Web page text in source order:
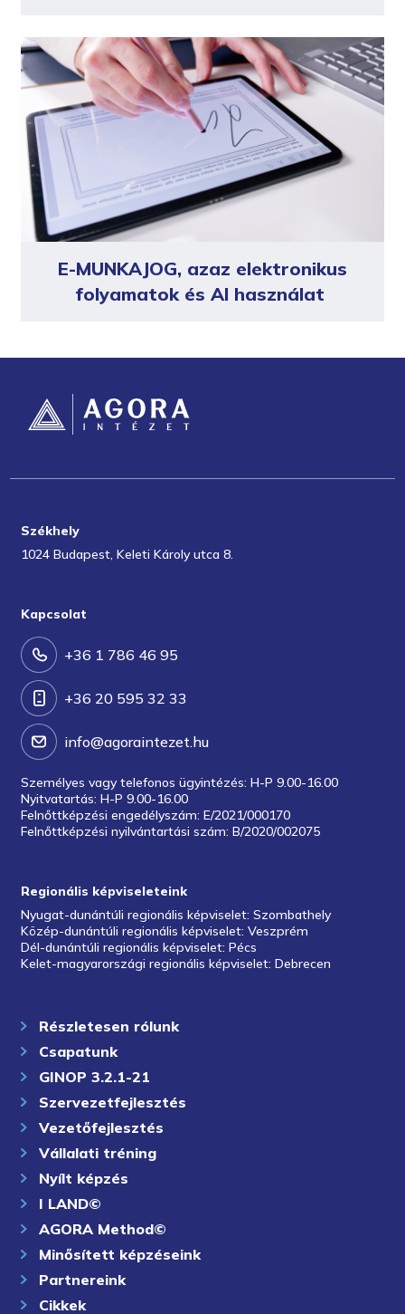
E-MUNKAJOG, azaz elektronikus
folyamatok és AI használat
Székhely
1024 Budapest, Keleti Károly utca 8.
Kapcsolat
+36 1 786 46 95
+36 20 595 32 33
info@agoraintezet.hu
Személyes vagy telefonos ügyintézés: H-P 9.00-16.00
Nyitvatartás: H-P 9.00-16.00
Felnőttképzési engedélyszám: E/2021/000170
Felnőttképzési nyilvántartási szám: B/2020/002075
Regionális képviseleteink
Nyugat-dunántúli regionális képviselet: Szombathely
Közép-dunántúli regionális képviselet: Veszprém
Dél-dunántúli regionális képviselet: Pécs
Kelet-magyarországi regionális képviselet: Debrecen
Részletesen rólunk
Csapatunk
GINOP 3.2.1-21
Szervezetfejlesztés
Vezetőfejlesztés
Vállalati tréning
Nyílt képzés
I LAND©
AGORA Method©
Minősített képzéseink
Partnereink
Cikkek